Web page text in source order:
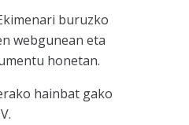
buruzko
webgunean eta
honetan.
hainbat gako